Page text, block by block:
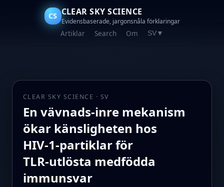
CS CLEAR SKY SCIENCE
Evidensbaserade, jargonsnåla förklaringar
Artiklar Search Om SV ▼
CLEAR SKY SCIENCE · SV
En vävnads‑inre mekanism
ökar känsligheten hos
HIV‑1‑partiklar för
TLR‑utlösta medfödda
immunsvar